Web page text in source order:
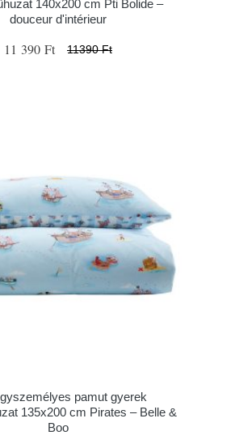
140x200 cm Pti Bolide –
douceur d'intérieur
11 390 Ft 11390 Ft
pamut gyerek
135x200 cm Pirates – Belle &
Boo